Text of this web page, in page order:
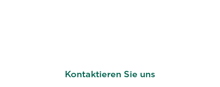
Kontaktieren Sie uns